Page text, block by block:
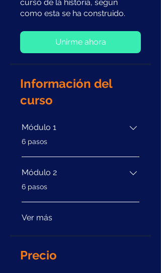
curso de la historia, según
como esta se ha construido.
Unirme ahora
Información del
curso
Módulo 1
.6 pasos
Módulo 2
.6 pasos
Ver más
Precio